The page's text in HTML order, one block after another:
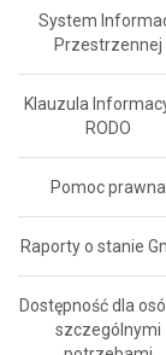
System
Przestrzennej
Klauzula
RODO
Pomoc prawna
Raporty o stanie
Dostępność dla
szczególnymi